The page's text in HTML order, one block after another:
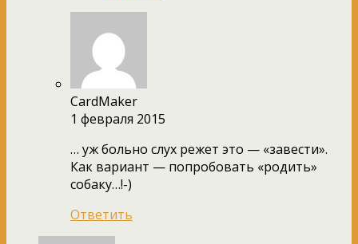
CardMaker
1 февраля 2015
… уж больно слух режет это — «завести».
Как вариант — попробовать «родить»
собаку…!-)
Ответить